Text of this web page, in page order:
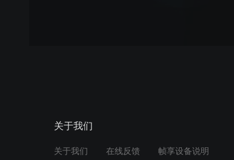
关于我们
关于我们 在线反馈 帧享设备说明